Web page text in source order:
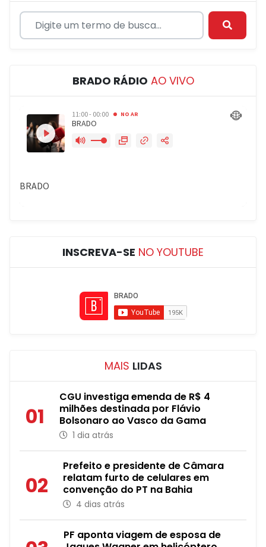
BRADO RÁDIO AO VIVO
INSCREVA-SE NO YOUTUBE
MAIS LIDAS
01
CGU investiga emenda de R$ 4
milhões destinada por Flávio
Bolsonaro ao Vasco da Gama
1 dia atrás
02
Prefeito e presidente de Câmara
relatam furto de celulares em
convenção do PT na Bahia
4 dias atrás
PF aponta viagem de esposa de